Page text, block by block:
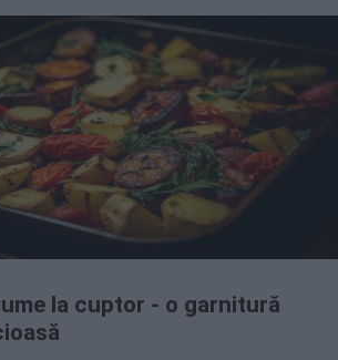
la cuptor - o garnitură